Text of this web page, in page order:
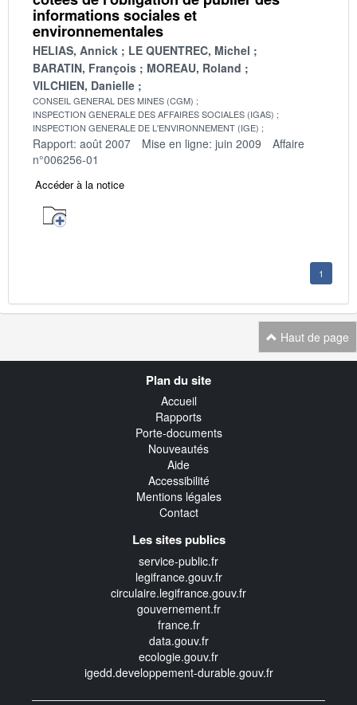
informations sociales et
environnementales
HELIAS, Annick
LE QUENTREC, Michel
BARATIN, François
MOREAU, Roland
VILCHIEN, Danielle
CONSEIL GENERAL DES MINES (CGM)
INSPECTION GENERALE DES AFFAIRES SOCIALES (IGAS)
INSPECTION GENERALE DE L'ENVIRONNEMENT (IGE)
Rapport: août 2007 Mise en ligne: juin 2009
Affaire
n°006256-01
Accéder à la notice
1
Haut de page
Plan du site
Accueil
Rapports
Porte-documents
Nouveautés
Aide
Accessibilité
Mentions légales
Contact
Les sites publics
service-public.fr
legifrance.gouv.fr
circulaire.legifrance.gouv.fr
gouvernement.fr
france.fr
data.gouv.fr
ecologie.gouv.fr
igedd.developpement-durable.gouv.fr